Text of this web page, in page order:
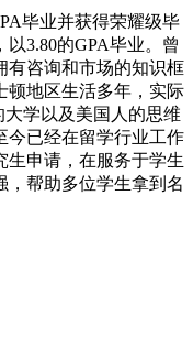
毕业并获得荣耀级毕
3.80的GPA毕业。曾
有咨询和市场的知识框
顿地区生活多年，实际
学以及美国人的思维
今已经在留学行业工作
生申请，在服务于学生
，帮助多位学生拿到名